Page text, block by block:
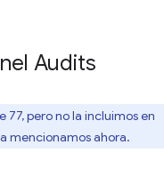
Audits
77, pero no la incluimos en
mencionamos ahora.